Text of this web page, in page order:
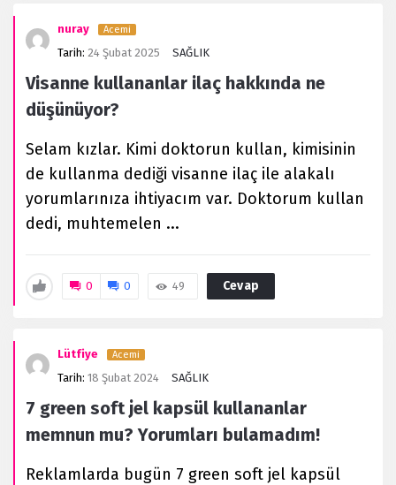
nuray Acemi
Tarih: 24 Şubat 2025 SAĞLIK
Visanne kullananlar ilaç hakkında ne
düşünüyor?
Selam kızlar. Kimi doktorun kullan, kimisinin
de kullanma dediği visanne ilaç ile alakalı
yorumlarınıza ihtiyacım var. Doktorum kullan
dedi, muhtemelen ...
0 0 49 Cevap
Lütfiye Acemi
Tarih: 18 Şubat 2024 SAĞLIK
7 green soft jel kapsül kullananlar
memnun mu? Yorumları bulamadım!
Reklamlarda bugün 7 green soft jel kapsül